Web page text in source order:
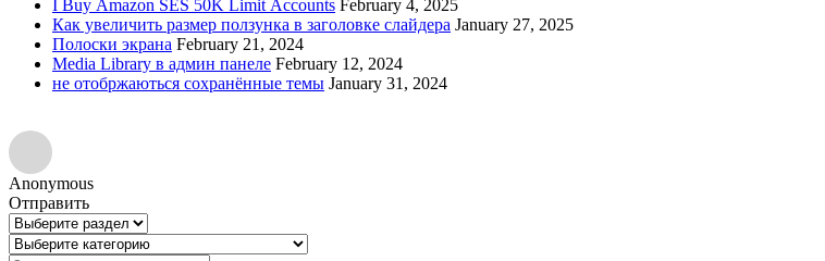
I Buy Amazon SES 50K Limit Accounts February 4, 2025
Как увеличить размер ползунка в заголовке слайдера January 27, 2025
Полоски экрана February 21, 2024
Media Library в админ панеле February 12, 2024
не отобржаються сохранённые темы January 31, 2024
Anonymous
Отправить